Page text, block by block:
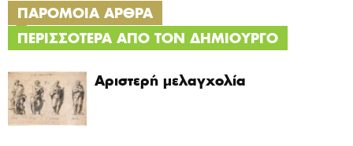
ΠΑΡΟΜΟΙΑ ΑΡΘΡΑ
ΠΕΡΙΣΣΟΤΕΡΑ ΑΠΟ ΤΟΝ ΔΗΜΙΟΥΡΓΟ
Αριστερή μελαγχολία